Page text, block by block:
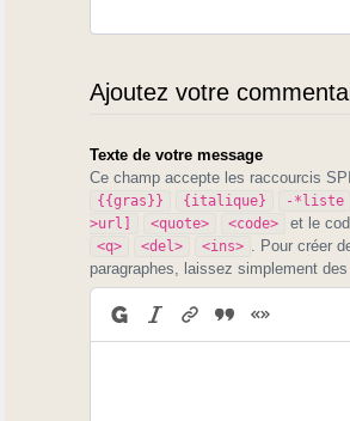
Ajoutez votre
Texte de votre message
Ce champ accepte les raccourcis
{{gras}} {italique} -*liste
>url]
<quote> <code> et le
<q> <del> <ins>
. Pour créer
paragraphes, laissez simplement des